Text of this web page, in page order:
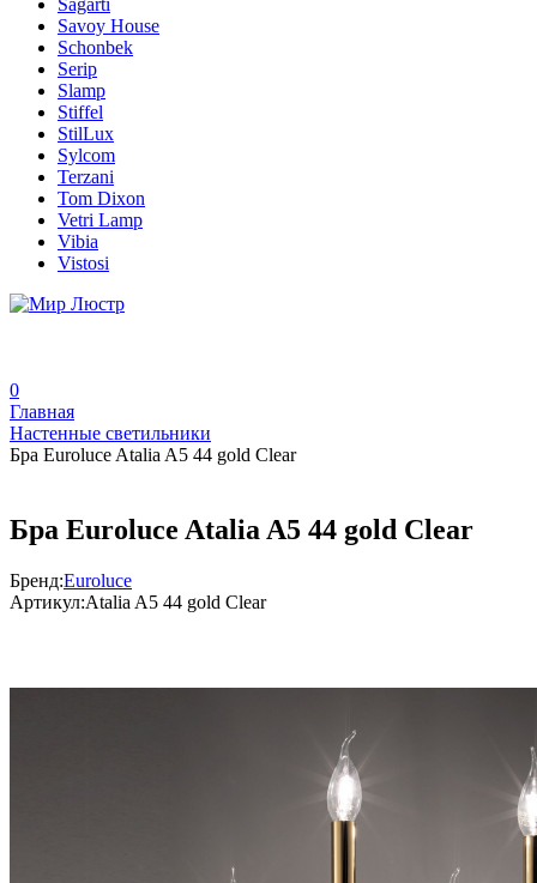
Sagarti
Savoy House
Schonbek
Serip
Slamp
Stiffel
StilLux
Sylcom
Terzani
Tom Dixon
Vetri Lamp
Vibia
Vistosi
0
Главная
Настенные светильники
Бра Euroluce Atalia A5 44 gold Clear
Бра Euroluce Atalia A5 44 gold Clear
Бренд:Euroluce
Артикул:Atalia A5 44 gold Clear